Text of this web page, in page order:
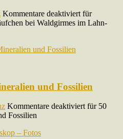
Kommentare deaktiviert für
bei Waldgirmes im Lahn-
und Fossilien
Kommentare deaktiviert für 50
Fossilien